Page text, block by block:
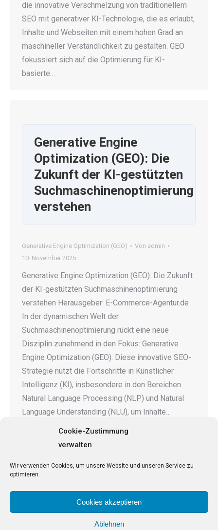
Cookie-Zustimmung
verwalten
Wir verwenden Cookies, um unsere Website und unseren Service zu
optimieren.
Cookies akzeptieren
Ablehnen
die innovative Verschmelzung von traditionellem
SEO mit generativer KI-Technologie, die es erlaubt,
Inhalte und Webseiten mit einem hohen Grad an
maschineller Verständlichkeit zu gestalten. GEO
fokussiert sich auf die Optimierung für KI-
basierte…
Generative Engine
Optimization (GEO): Die
Zukunft der KI-gestützten
Suchmaschinenoptimierung
verstehen
Generative Engine Optimization (GEO) Von admin
10. November 2025
Generative Engine Optimization (GEO): Die Zukunft
der KI-gestützten Suchmaschinenoptimierung
verstehen Herausgeber: E-Commerce-Agentur.de
In der dynamischen Welt der
Suchmaschinenoptimierung rückt eine neue
Disziplin zunehmend in den Fokus: Generative
Engine Optimization (GEO). Diese innovative SEO-
Strategie nutzt die Fortschritte in Künstlicher
Intelligenz (KI), insbesondere in den Bereichen
Natural Language Processing (NLP) und Natural
Language Understanding (NLU), um Inhalte…
← 1 … 36 37 38 39 40
41